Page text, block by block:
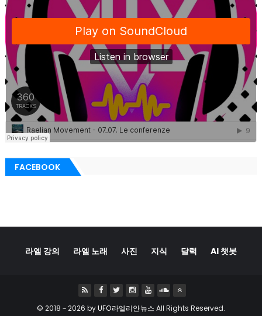
FACEBOOK
라엘 강의 라엘 노래 사진 지식 달력 AI 챗봇
© 2018 ~2026 byUFO라엘리안뉴스 All Rights Reserved.